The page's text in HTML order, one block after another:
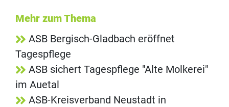
Mehr zum Thema
ASB Bergisch-Gladbach eröffnet
Tagespflege
ASB sichert Tagespflege "Alte Molkerei"
im Auetal
ASB-Kreisverband Neustadt in